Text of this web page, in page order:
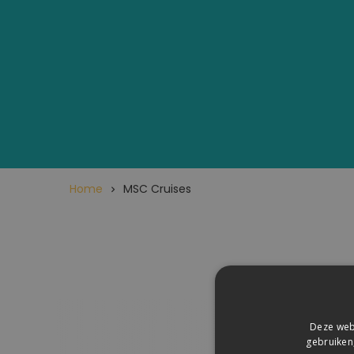
Home MSC Cruises
Aanbod
Deze